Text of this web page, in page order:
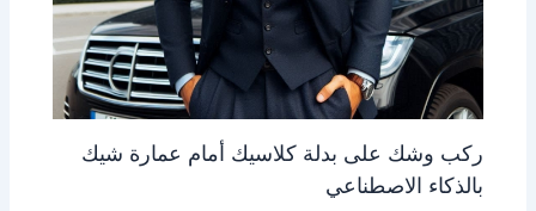
ركب وشك على بدلة كلاسيك أمام عمارة شيك
بالذكاء الاصطناعي